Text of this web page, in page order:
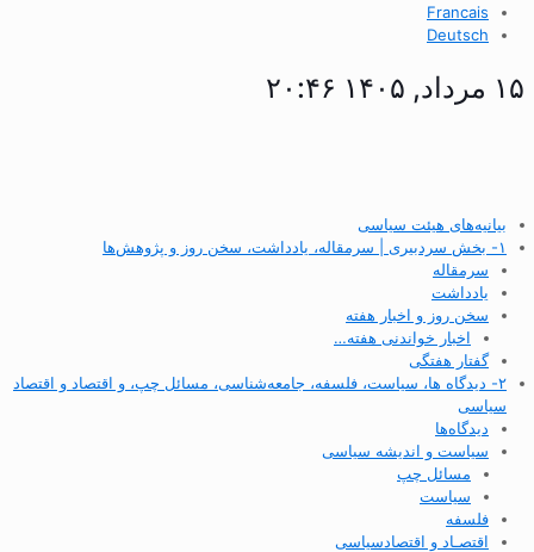
Francais
Deutsch
۱۵ مرداد, ۱۴۰۵ ۲۰:۴۶
بیانیه‌های هیئت سیاسی
۱- بخش سردبیری | سرمقاله، یادداشت، سخن روز و پژوهش‌ها
سرمقاله
یادداشت
سخن روز و اخبار هفته
اخبار خواندنی هفته…
گفتار هفتگی
۲- دیدگاه ها، سیاست، فلسفه، جامعه‌شناسی، مسائل چپ، و اقتصاد و اقتصاد
سیاسی
دیدگاه‌ها
سیاست و اندیشه سیاسی
مسائل چپ
سیاست
فلسفه
اقتصـاد و اقتصاد‌سیاسی